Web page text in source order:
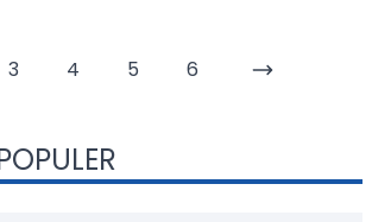
3 4 5 6